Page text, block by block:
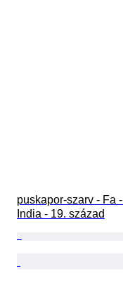
puskapor-szarv - Fa -
India - 19. század